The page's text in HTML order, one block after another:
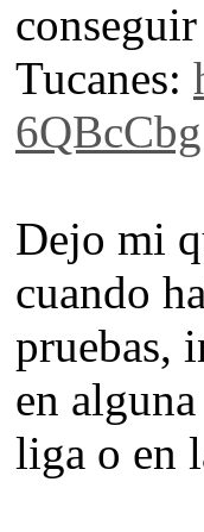
Tucanes:
6QBcCbg
Dejo mi
cuando
pruebas,
en
liga o en